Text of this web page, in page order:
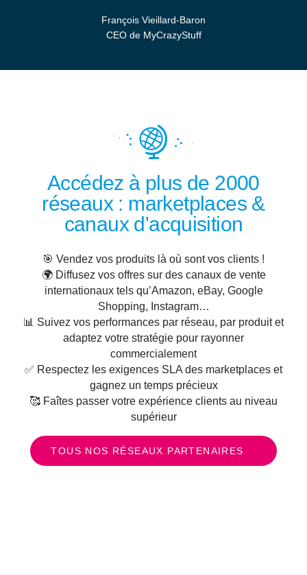
François Vieillard-Baron
CEO de MyCrazyStuff
Accédez à plus de 2000
réseaux : marketplaces &
canaux d'acquisition
🎯 Vendez vos produits là où sont vos clients !
🌍 Diffusez vos offres sur des canaux de vente
internationaux tels qu’Amazon, eBay, Google
Shopping, Instagram…
📊 Suivez vos performances par réseau, par produit et
adaptez votre stratégie pour rayonner
commercialement
✅ Respectez les exigences SLA des marketplaces et
gagnez un temps précieux
🥰 Faîtes passer votre expérience clients au niveau
supérieur
TOUS NOS RÉSEAUX PARTENAIRES